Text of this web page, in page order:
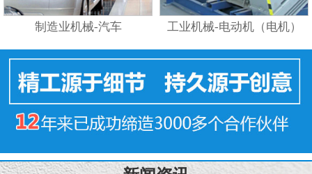
制造业机械-汽车 工业机械-电动机（电机）